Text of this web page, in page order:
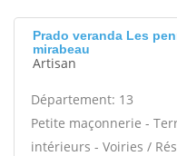
Prado veranda Les
mirabeau
Artisan
Département: 13
Petite maçonnerie -
intérieurs - Voiries /